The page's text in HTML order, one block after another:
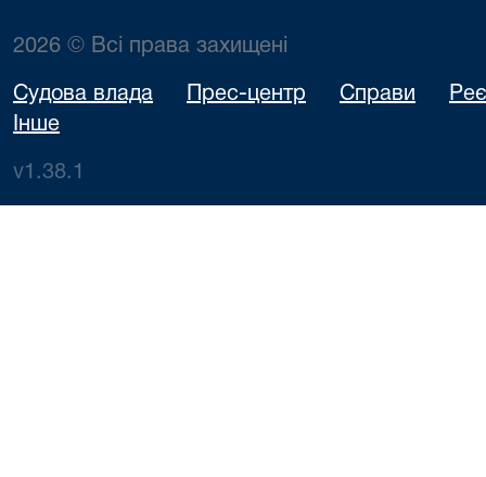
2026 © Всі права захищені
Судова влада Прес-центр Справи
Інше
v1.38.1